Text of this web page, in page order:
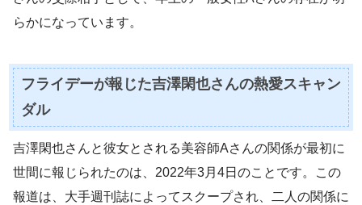
らかになっています。
フライデーが報じた吉澤閑也さんの熱愛スキャン
ダル
吉澤閑也さんと彼女とされる美容師Aさんの関係が最初に
世間に報じられたのは、2022年3月4日のことです。この
報道は、大手週刊誌によってスクープされ、二人の関係に